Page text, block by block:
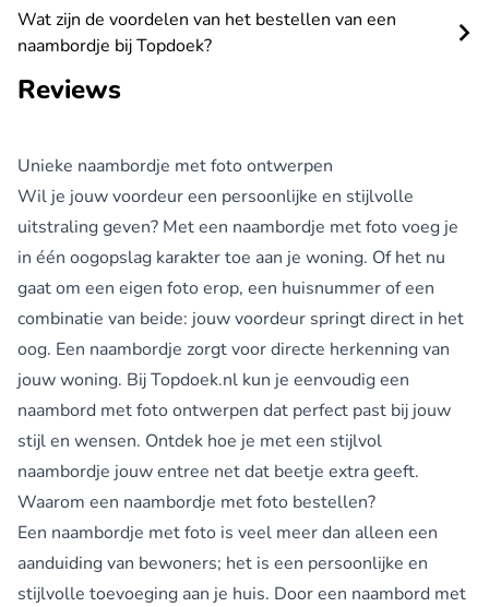
Wat zijn de voordelen van het bestellen van een
naambordje bij Topdoek?
Reviews
Unieke naambordje met foto ontwerpen
Wil je jouw voordeur een persoonlijke en stijlvolle
uitstraling geven? Met een naambordje met foto voeg je
in één oogopslag karakter toe aan je woning. Of het nu
gaat om een eigen foto erop, een huisnummer of een
combinatie van beide: jouw voordeur springt direct in het
oog. Een naambordje zorgt voor directe herkenning van
jouw woning. Bij Topdoek.nl kun je eenvoudig een
naambord met foto ontwerpen dat perfect past bij jouw
stijl en wensen. Ontdek hoe je met een stijlvol
naambordje jouw entree net dat beetje extra geeft.
Waarom een naambordje met foto bestellen?
Een naambordje met foto is veel meer dan alleen een
aanduiding van bewoners; het is een persoonlijke en
stijlvolle toevoeging aan je huis. Door een naambord met